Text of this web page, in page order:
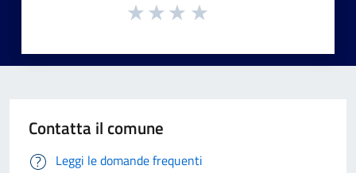
Contatta il comune
Leggi le domande frequenti